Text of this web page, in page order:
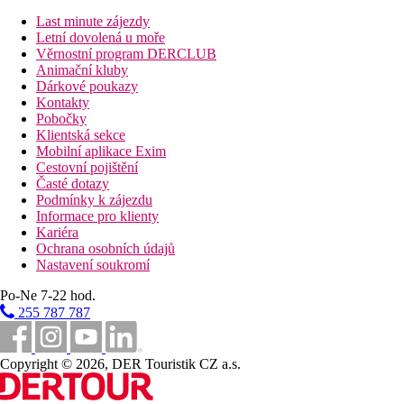
1,5 km
Vzdálenost k pláži
2 km
Golfové hřiště
30 km
Vzdálenost od nejbližšího letiště
200 m
Nákupy
Pláž
Plážová dovolená
Bazény
Dětský bazén
Bazén s možností vyhřívání
Lehátka u bazénu
Slunečníky u bazénu
Last minute zájezdy
Letní dovolená u moře
Věrnostní program DERCLUB
Animační kluby
Dárkové poukazy
Kontakty
Pobočky
Klientská sekce
Mobilní aplikace Exim
Cestovní pojištění
Časté dotazy
Podmínky k zájezdu
Informace pro klienty
Kariéra
Ochrana osobních údajů
Nastavení soukromí
Po-Ne 7-22 hod.
255 787 787
Copyright © 2026, DER Touristik CZ a.s.